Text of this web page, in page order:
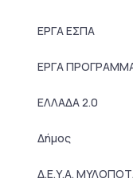
ΕΡΓΑ ΕΣΠΑ
ΕΡΓΑ
ΕΛΛΑΔΑ 2.0
Δήμος
Δ.Ε.Υ.Α.